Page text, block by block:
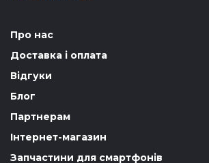
Про нас
Доставка і оплата
Відгуки
Блог
Партнерам
Інтернет-магазин
Запчастини для смартфонів